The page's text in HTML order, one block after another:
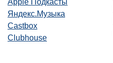
Яндекс.Музыка
Castbox
Clubhouse